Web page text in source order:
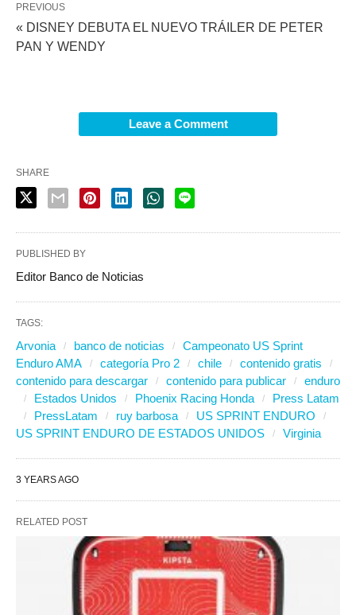
PREVIOUS
« DISNEY DEBUTA EL NUEVO TRÁILER DE PETER
PAN Y WENDY
Leave a Comment
SHARE
PUBLISHED BY
Editor Banco de Noticias
TAGS:
Arvonia banco de noticias
Campeonato US Sprint
Enduro AMA
categoría Pro 2 chile
contenido gratis
contenido para descargar
contenido para publicar
enduro
Estados Unidos
Phoenix Racing Honda
Press Latam
PressLatam
ruy barbosa
US SPRINT ENDURO
US SPRINT ENDURO DE ESTADOS UNIDOS
Virginia
3 YEARS AGO
RELATED POST